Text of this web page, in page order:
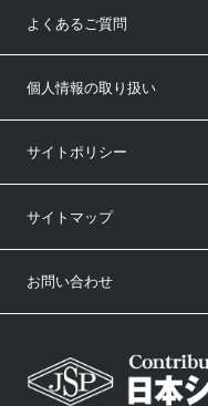
よくあるご質問
個人情報の取り扱い
サイトポリシー
サイトマップ
お問い合わせ